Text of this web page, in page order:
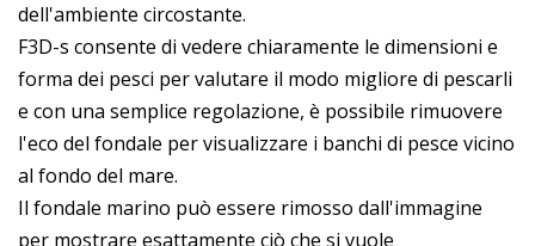
dell'ambiente circostante.
F3D-s consente di vedere chiaramente le dimensioni e
forma dei pesci per valutare il modo migliore di pescarli
e con una semplice regolazione, è possibile rimuovere
l'eco del fondale per visualizzare i banchi di pesce vicino
al fondo del mare.
Il fondale marino può essere rimosso dall'immagine
per mostrare esattamente ciò che si vuole